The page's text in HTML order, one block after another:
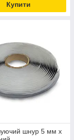
Купити
шнур 5 мм х